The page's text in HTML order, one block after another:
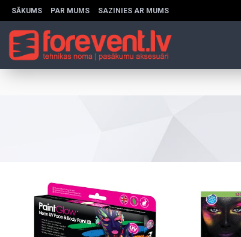
SĀKUMS PAR MUMS SAZINIES AR MUMS